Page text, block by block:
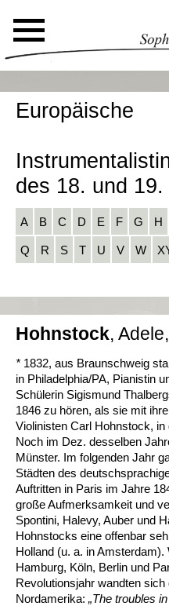
Europäische
des 18. und
A B C D E F G H
Q R S T U V W
Hohnstock,
* 1832, aus Braunschweig
in Philadelphia/PA, Pianistin
Schülerin Sigismund
1846 zu hören, als sie mit
Violinisten Carl Hohnstock,
Noch im Dez. desselben
Münster. Im folgenden Jahr
Städten des
Auftritten in Paris im Jahre
große Aufmerksamkeit und
Spontini, Halevy, Auber und
Hohnstocks eine offenbar
Holland (u. a. in
Hamburg, Köln, Berlin und
Revolutionsjahr wandten
Nordamerika: „The troubles